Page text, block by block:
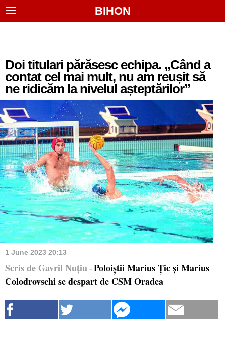
BIHON
Doi titulari părăsesc echipa. „Când a
contat cel mai mult, nu am reușit să
ne ridicăm la nivelul așteptărilor”
1 June 2023 20:13
Scris de Gavril Nuțiu - Poloiștii Marius Țic și Marius
Colodrovschi se despart de CSM Oradea